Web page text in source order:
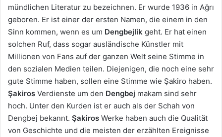
mündlichen Literatur zu bezeichnen. Er wurde 1936 in Ağrı
geboren. Er ist einer der ersten Namen, die einem in den
Sinn kommen, wenn es um Dengbejlik geht. Er hat einen
solchen Ruf, dass sogar ausländische Künstler mit
Millionen von Fans auf der ganzen Welt seine Stimme in
den sozialen Medien teilen. Diejenigen, die noch eine sehr
gute Stimme haben, sollen eine Stimme wie Şakiro haben.
Şakiros Verdienste um den Dengbej makam sind sehr
hoch. Unter den Kurden ist er auch als der Schah von
Dengbej bekannt. Şakiros Werke haben auch die Qualität
von Geschichte und die meisten der erzählten Ereignisse